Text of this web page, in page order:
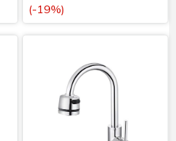
(-19%)